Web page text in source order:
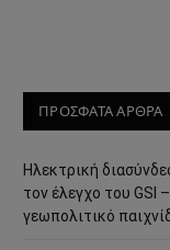
ΠΡΟΣΦΑΤΑ ΑΡΘΡΑ
Ηλεκτρική
τον έλεγχο του GSI
γεωπολιτικό